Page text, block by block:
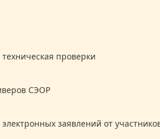
проверки
СЭОР
заявлений от